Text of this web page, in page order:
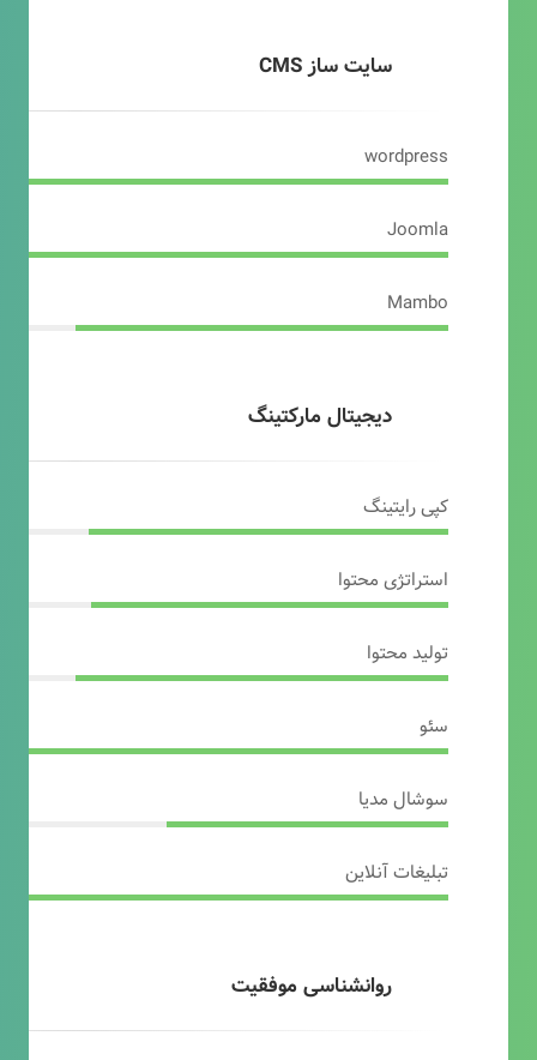
سایت ساز CMS
wordpress
Joomla
Mambo
دیجیتال مارکتینگ
کپی رایتینگ
استراتژی محتوا
تولید محتوا
سئو
سوشال مدیا
تبلیغات آنلاین
روانشناسی موفقیت